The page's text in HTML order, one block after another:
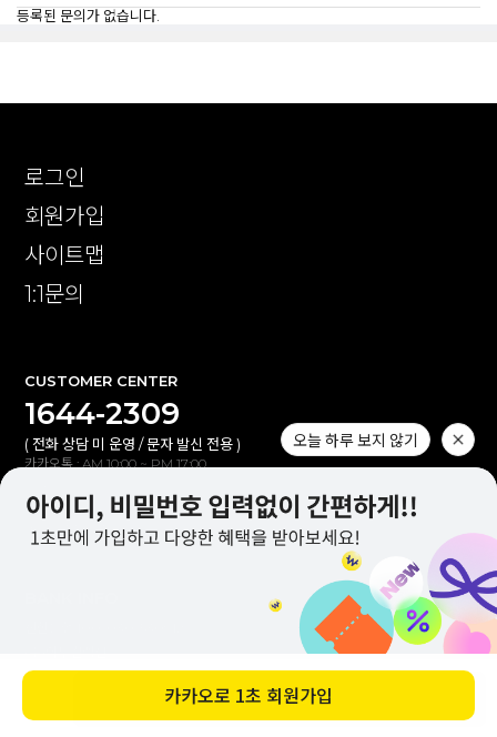
바로 구매하기
등록된 문의가 없습니다.
로그인
회원가입
사이트맵
1:1문의
CUSTOMER CENTER
1644-2309
( 전화 상담 미 운영 / 문자 발신 전용 )
카카오톡 : AM 10:00 ~ PM 17:00
점심시간 : PM 12:00 ~ PM 13:10
(토,일,공휴일 휴무)
입금자명 불일치 시 자동 연동되지않습니다.
고객센터(카톡,1:1문의)로 확인해 주세요.
오늘 하루 보지 않기
카카오로 1초 회원가입